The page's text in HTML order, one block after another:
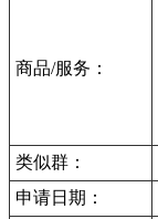
商品/服务：
类似群：
申请日期：